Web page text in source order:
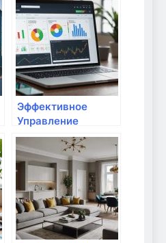
Эффективное
Управление
Контекстной
Рекламой:
Пошаговое
Руководство